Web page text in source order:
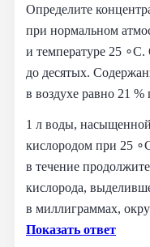
Определите
при нормальном
и температуре 25 ∘C.
до десятых.
в воздухе равно 21 %
1 л воды, насыщенной
кислородом при 25
в течение
кислорода,
в миллиграммах,
Показать ответ